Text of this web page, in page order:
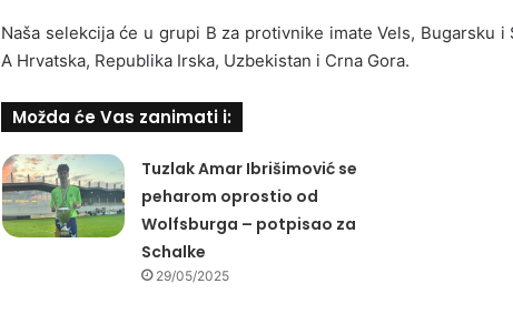
Naša selekcija će u grupi B za protivnike imate Vels, Bugarsku
A Hrvatska, Republika Irska, Uzbekistan i Crna Gora.
Možda će Vas zanimati i:
Tuzlak Amar Ibrišimović se
peharom oprostio od
Wolfsburga – potpisao za
Schalke
29/05/2025